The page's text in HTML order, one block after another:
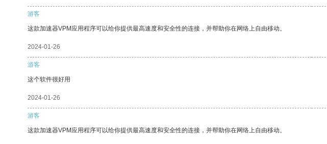
游客
这款加速器VPM应用程序可以给你提供最高速度和安全性的连接，并帮助你在网络上自由移动。
2024-01-26
游客
这个软件很好用
2024-01-26
游客
这款加速器VPM应用程序可以给你提供最高速度和安全性的连接，并帮助你在网络上自由移动。